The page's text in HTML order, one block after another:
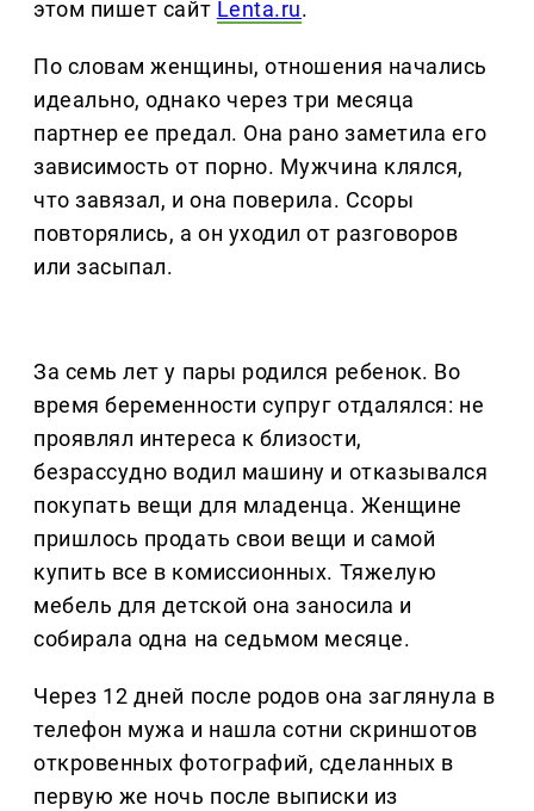
этом пишет сайт Lenta.ru.
По словам женщины, отношения начались
идеально, однако через три месяца
партнер ее предал. Она рано заметила его
зависимость от порно. Мужчина клялся,
что завязал, и она поверила. Ссоры
повторялись, а он уходил от разговоров
или засыпал.
За семь лет у пары родился ребенок. Во
время беременности супруг отдалялся: не
проявлял интереса к близости,
безрассудно водил машину и отказывался
покупать вещи для младенца. Женщине
пришлось продать свои вещи и самой
купить все в комиссионных. Тяжелую
мебель для детской она заносила и
собирала одна на седьмом месяце.
Через 12 дней после родов она заглянула в
телефон мужа и нашла сотни скриншотов
откровенных фотографий, сделанных в
первую же ночь после выписки из